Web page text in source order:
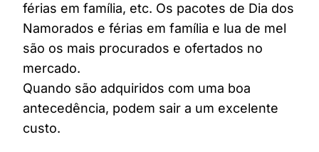
férias em família, etc. Os pacotes de Dia dos
Namorados e férias em família e lua de mel
são os mais procurados e ofertados no
mercado.
Quando são adquiridos com uma boa
antecedência, podem sair a um excelente
custo.